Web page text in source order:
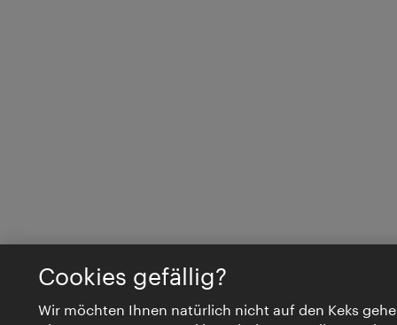
Cookies gefällig?
Wir möchten Ihnen natürlich nicht auf den Keks